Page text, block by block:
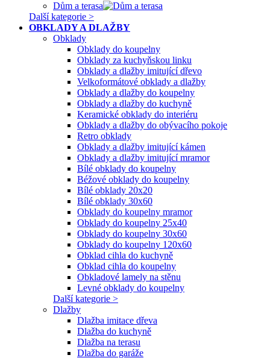
Dům a terasa
Další kategorie >
OBKLADY A DLAŽBY
Obklady
Obklady do koupelny
Obklady za kuchyňskou linku
Obklady a dlažby imitující dřevo
Velkoformátové obklady a dlažby
Obklady a dlažby do koupelny
Obklady a dlažby do kuchyně
Keramické obklady do interiéru
Obklady a dlažby do obývacího pokoje
Retro obklady
Obklady a dlažby imitující kámen
Obklady a dlažby imitující mramor
Bílé obklady do koupelny
Béžové obklady do koupelny
Bílé obklady 20x20
Bílé obklady 30x60
Obklady do koupelny mramor
Obklady do koupelny 25x40
Obklady do koupelny 30x60
Obklady do koupelny 120x60
Obklad cihla do kuchyně
Obklad cihla do koupelny
Obkladové lamely na stěnu
Levné obklady do koupelny
Další kategorie >
Dlažby
Dlažba imitace dřeva
Dlažba do kuchyně
Dlažba na terasu
Dlažba do garáže